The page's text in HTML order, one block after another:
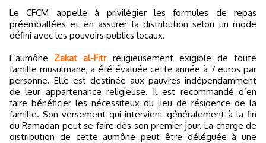
Le CFCM appelle à privilégier les formules de repas
préemballées et en assurer la distribution selon un mode
défini avec les pouvoirs publics locaux.
L’aumône Zakat al-Fitrreligieusement exigible de toute
famille musulmane, a été évaluée cette année à 7 euros par
personne. Elle est destinée aux pauvres indépendamment
de leur appartenance religieuse. Il est recommandé d’en
faire bénéficier les nécessiteux du lieu de résidence de la
famille. Son versement qui intervient généralement à la fin
du Ramadan peut se faire dès son premier jour. La charge de
distribution de cette aumône peut être déléguée à une